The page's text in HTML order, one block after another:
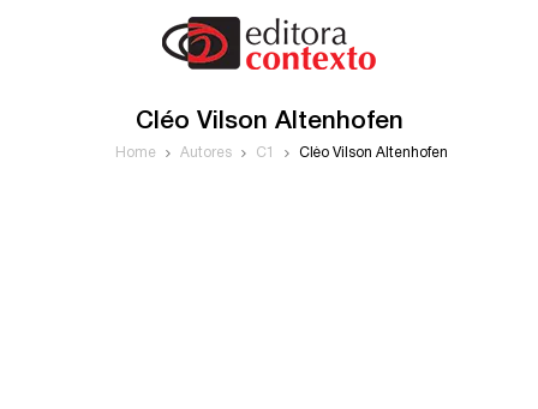
Cléo Vilson Altenhofen
Home Autores C1 Cléo Vilson Altenhofen